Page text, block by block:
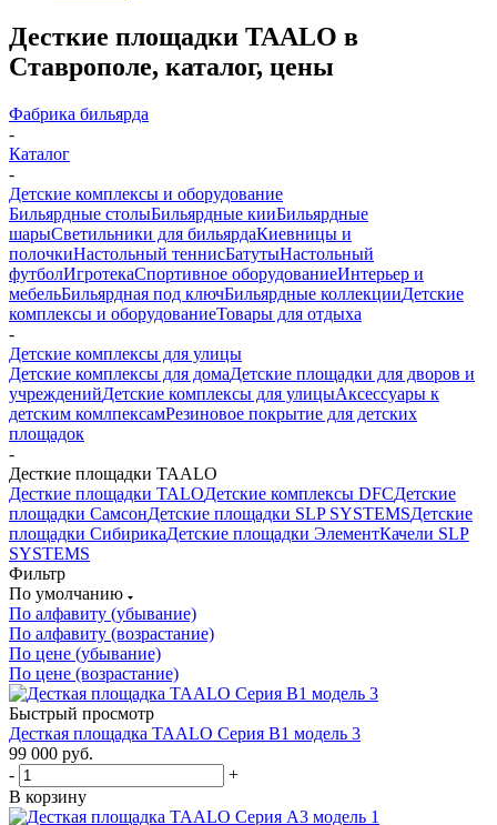
Десткие площадки TAALO в
Ставрополе, каталог, цены
Фабрика бильярда
-
Каталог
-
Детские комплексы и оборудование
Бильярдные столыБильярдные кииБильярдные
шарыСветильники для бильярдаКиевницы и
полочкиНастольный теннисБатутыНастольный
футболИгротекаСпортивное оборудованиеИнтерьер и
мебельБильярдная под ключБильярдные коллекцииДетские
комплексы и оборудованиеТовары для отдыха
-
Детские комплексы для улицы
Детские комплексы для домаДетские площадки для дворов и
учрежденийДетские комплексы для улицыАксессуары к
детским комлпексамРезиновое покрытие для детских
площадок
-
Десткие площадки TAALO
Десткие площадки TALOДетские комплексы DFCДетские
площадки СамсонДетские площадки SLP SYSTEMSДетские
площадки СибирикаДетские площадки ЭлементКачели SLP
SYSTEMS
Фильтр
По умолчанию
По алфавиту (убывание)
По алфавиту (возрастание)
По цене (убывание)
По цене (возрастание)
Быстрый просмотр
Десткая площадка TAALO Серия В1 модель 3
99 000 руб.
-
+
В корзину